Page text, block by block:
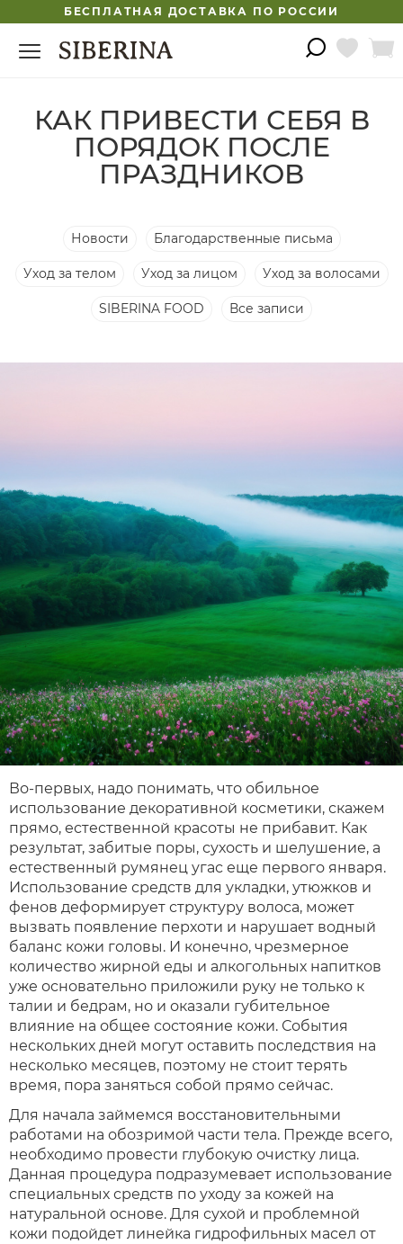
БЕСПЛАТНАЯ ДОСТАВКА ПО РОССИИ
КАК ПРИВЕСТИ СЕБЯ В
ПОРЯДОК ПОСЛЕ
ПРАЗДНИКОВ
Новости Благодарственные письма
Уход за телом Уход за лицом Уход за волосами
SIBERINA FOOD Все записи
Во-первых, надо понимать, что обильное
использование декоративной косметики, скажем
прямо, естественной красоты не прибавит. Как
результат, забитые поры, сухость и шелушение, а
естественный румянец угас еще первого января.
Использование средств для укладки, утюжков и
фенов деформирует структуру волоса, может
вызвать появление перхоти и нарушает водный
баланс кожи головы. И конечно, чрезмерное
количество жирной еды и алкогольных напитков
уже основательно приложили руку не только к
талии и бедрам, но и оказали губительное
влияние на общее состояние кожи. События
нескольких дней могут оставить последствия на
несколько месяцев, поэтому не стоит терять
время, пора заняться собой прямо сейчас.
Для начала займемся восстановительными
работами на обозримой части тела. Прежде всего,
необходимо провести глубокую очистку лица.
Данная процедура подразумевает использование
специальных средств по уходу за кожей на
натуральной основе. Для сухой и проблемной
кожи подойдет линейка гидрофильных масел от